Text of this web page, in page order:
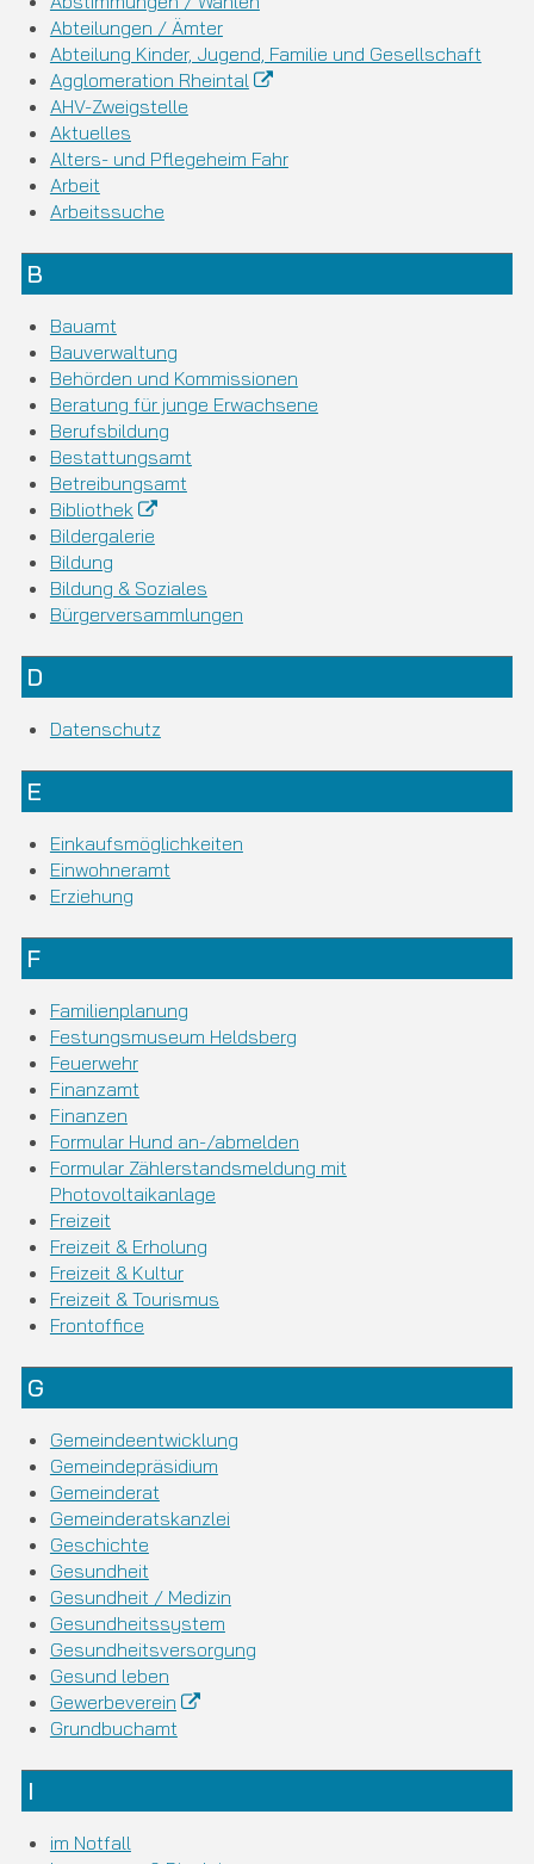
Abteilungen / Ämter
Abteilung Kinder, Jugend, Familie und Gesellschaft
Agglomeration Rheintal
AHV-Zweigstelle
Aktuelles
Alters- und Pflegeheim Fahr
Arbeit
Arbeitssuche
B
Bauamt
Bauverwaltung
Behörden und Kommissionen
Beratung für junge Erwachsene
Berufsbildung
Bestattungsamt
Betreibungsamt
Bibliothek
Bildergalerie
Bildung
Bildung & Soziales
Bürgerversammlungen
D
Datenschutz
E
Einkaufsmöglichkeiten
Einwohneramt
Erziehung
F
Familienplanung
Festungsmuseum Heldsberg
Feuerwehr
Finanzamt
Finanzen
Formular Hund an-/abmelden
Formular Zählerstandsmeldung mit
Photovoltaikanlage
Freizeit
Freizeit & Erholung
Freizeit & Kultur
Freizeit & Tourismus
Frontoffice
G
Gemeindeentwicklung
Gemeindepräsidium
Gemeinderat
Gemeinderatskanzlei
Geschichte
Gesundheit
Gesundheit / Medizin
Gesundheitssystem
Gesundheitsversorgung
Gesund leben
Gewerbeverein
Grundbuchamt
I
im Notfall